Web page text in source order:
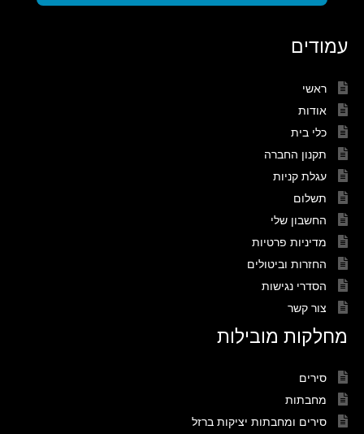
עמודים
ראשי
אודות
כלי בית
תקנון החברה
עגלת קניות
תשלום
החשבון שלי
מדיניות פרטיות
החזרות וביטולים
הסדרי נגישות
צור קשר
מחלקות מובילות
סירים
מחבתות
סירים ומחבתות יציקות ברזל